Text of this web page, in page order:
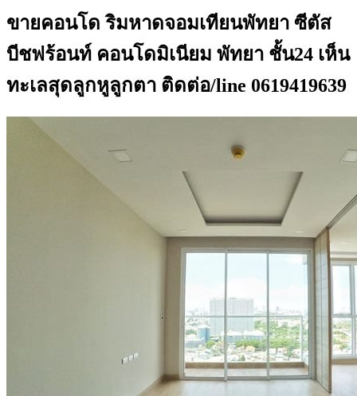
ขายคอนโด ริมหาดจอมเทียนพัทยา ซีตัส
บีชฟร้อนท์ คอนโดมิเนียม พัทยา ชั้น24 เห็น
ทะเลสุดลูกหูลูกตา ติดต่อ/line 0619419639